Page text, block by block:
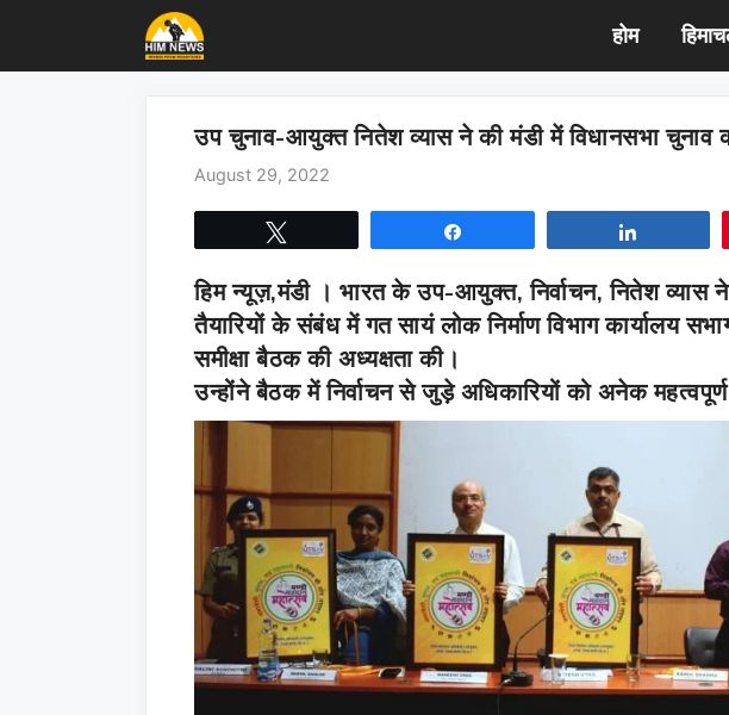
content
होम
उप चुनाव-आयुक्त नितेश व्यास ने की मंडी में विधानसभा चुनाव की
August 29, 2022
हिम न्यूज़,मंडी । भारत के उप-आयुक्त, निर्वाचन, नितेश व्यास ने
तैयारियों के संबंध में गत सायं लोक निर्माण विभाग कार्यालय
समीक्षा बैठक की अध्यक्षता की।
उन्होंने बैठक में निर्वाचन से जुड़े अधिकारियों को अनेक महत्वपूर्ण